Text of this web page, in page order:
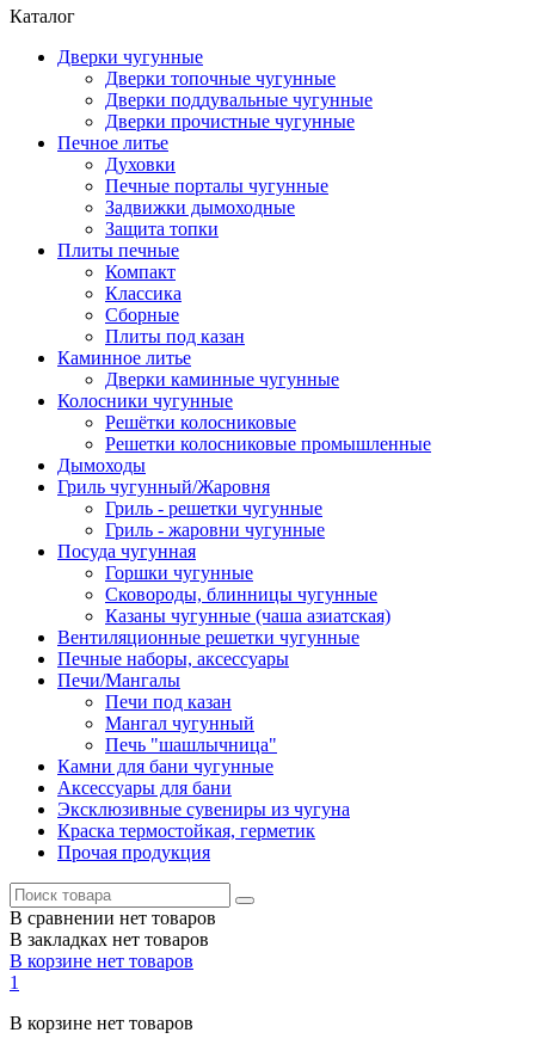
Каталог
Дверки чугунные
Дверки топочные чугунные
Дверки поддувальные чугунные
Дверки прочистные чугунные
Печное литье
Духовки
Печные порталы чугунные
Задвижки дымоходные
Защита топки
Плиты печные
Компакт
Классика
Сборные
Плиты под казан
Каминное литье
Дверки каминные чугунные
Колосники чугунные
Решётки колосниковые
Решетки колосниковые промышленные
Дымоходы
Гриль чугунный/Жаровня
Гриль - решетки чугунные
Гриль - жаровни чугунные
Посуда чугунная
Горшки чугунные
Сковороды, блинницы чугунные
Казаны чугунные (чаша азиатская)
Вентиляционные решетки чугунные
Печные наборы, аксессуары
Печи/Мангалы
Печи под казан
Мангал чугунный
Печь "шашлычница"
Камни для бани чугунные
Аксессуары для бани
Эксклюзивные сувениры из чугуна
Краска термостойкая, герметик
Прочая продукция
В сравнении нет товаров
В закладках нет товаров
В корзине нет товаров
1
В корзине нет товаров